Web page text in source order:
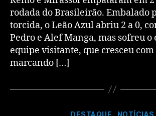
rodada do Brasileirão. Embalado
torcida, o Leão Azul abriu 2 a 0,
Pedro e Alef Manga, mas sofreu o
equipe visitante, que cresceu com
marcando […]
DESTAQUE NOTÍCIAS